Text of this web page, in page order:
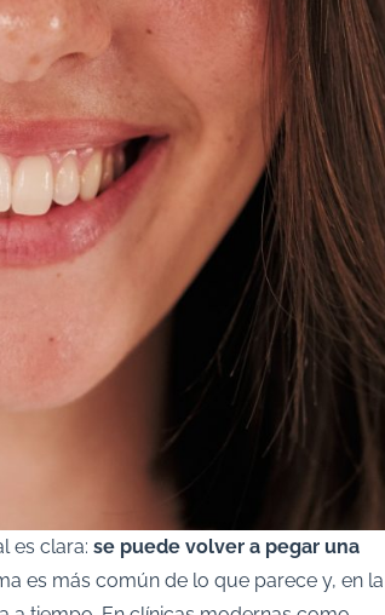
es clara: se puede volver a pegar una
es más común de lo que parece y, en la